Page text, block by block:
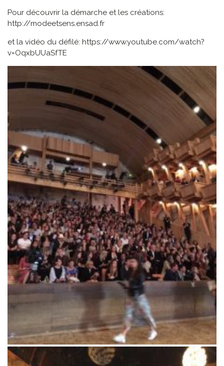
Pour découvrir la démarche et les créations:
http://modeetsens.ensad.fr
et la vidéo du défilé: https://www.youtube.com/watch?
v=OqxbUUaSfTE